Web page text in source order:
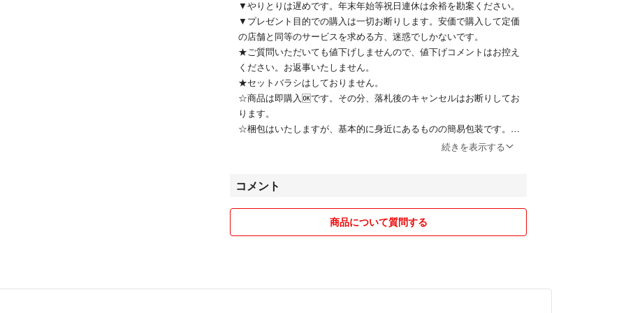
▼やりとりは遅めです。年末年始等祝日連休は余裕を勘案ください。
▼プレゼント目的での購入は一切お断りします。安価で購入して定価
の店舗と同等のサービスを求める方、迷惑でしかないです。
★ご質問いただいても値下げしませんので、値下げコメントはお控え
ください。お返事いたしません。
★セットバラシはしておりません。
☆商品は即購入🆗です。その分、落札後のキャンセルはお断りしてお
ります。
☆梱包はいたしますが、基本的に身近にあるものの簡易包装です。店
のラッピングや完璧な梱包をお求めの方は、ご遠慮ください。
高額なもので不安な場合は別途料金を頂戴して追跡できるもので送り
ますので、コメント欄にお願いします。
評価で未着とされた方は普通郵便で送り、不在連絡票にご自身が気付
かなかったにも関わらず、送っていないと散々に騒ぎ、こちらが郵便
続きを表示する
コメント
商品について質問する